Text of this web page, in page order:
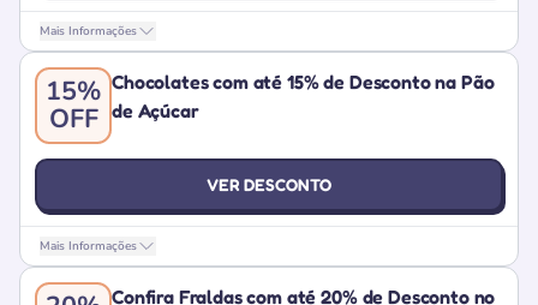
Mais Informações
15%
OFF
Chocolates com até 15% de Desconto na Pão
de Açúcar
VER DESCONTO
Mais Informações
Confira Fraldas com até 20% de Desconto no